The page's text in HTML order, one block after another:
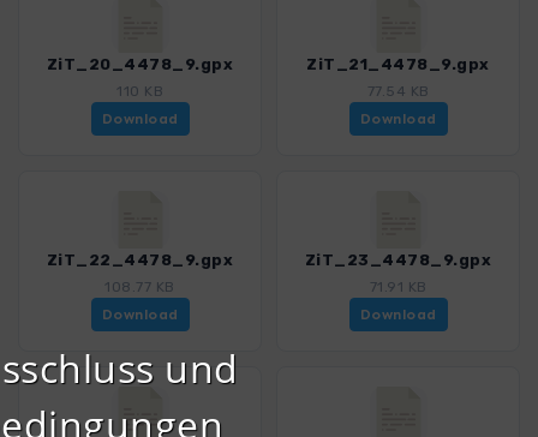
ZiT_20_4478_9.gpx
110 KB
Download
ZiT_21_4478_9.gpx
77.54 KB
Download
ZiT_22_4478_9.gpx
108.77 KB
Download
ZiT_23_4478_9.gpx
71.91 KB
Download
und